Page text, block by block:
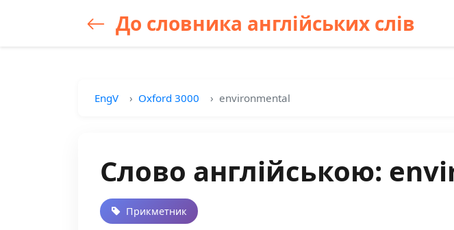
До словника англійських слів
EngV Oxford 3000 environmental
Слово англійською:
Прикметник